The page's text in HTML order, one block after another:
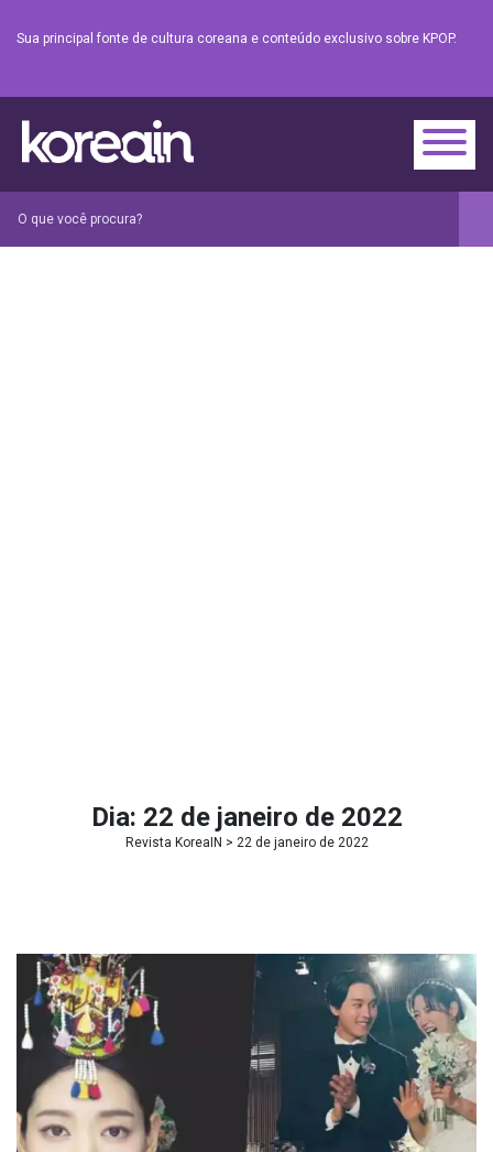
Sua principal fonte de cultura coreana e conteúdo exclusivo sobre KPOP.
Dia: 22 de janeiro de 2022
Revista KoreaIN > 22 de janeiro de 2022